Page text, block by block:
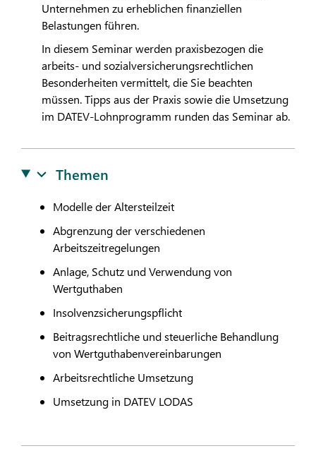
Unternehmen zu erheblichen finanziellen
Belastungen führen.
In diesem Seminar werden praxisbezogen die
arbeits- und sozialversicherungsrechtlichen
Besonderheiten vermittelt, die Sie beachten
müssen. Tipps aus der Praxis sowie die Umsetzung
im DATEV-Lohnprogramm runden das Seminar ab.
Themen
Modelle der Altersteilzeit
Abgrenzung der verschiedenen
Arbeitszeitregelungen
Anlage, Schutz und Verwendung von
Wertguthaben
Insolvenzsicherungspflicht
Beitragsrechtliche und steuerliche Behandlung
von Wertguthabenvereinbarungen
Arbeitsrechtliche Umsetzung
Umsetzung in DATEV LODAS